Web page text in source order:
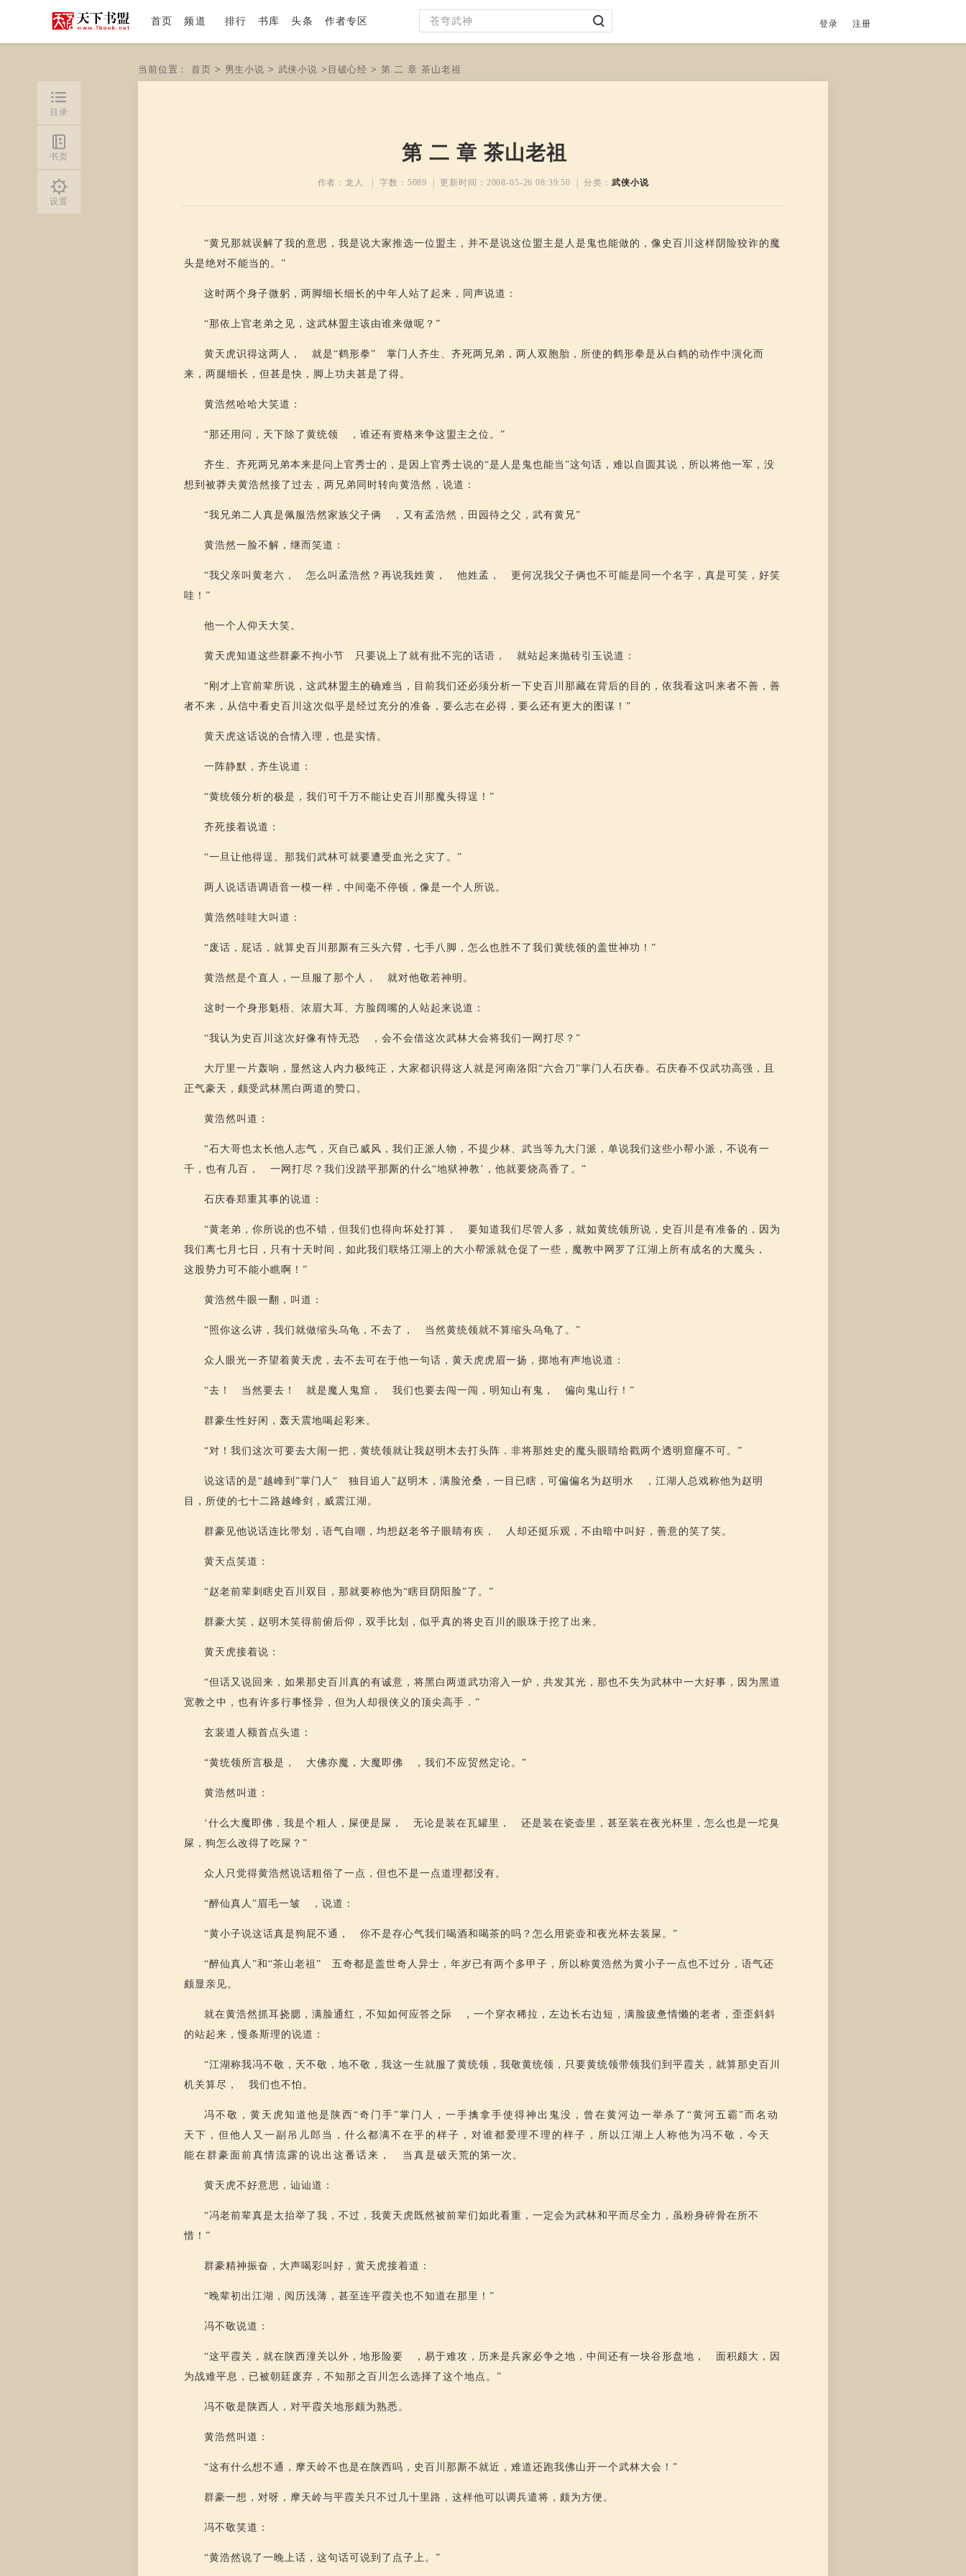
首页 频道 排行 书库 头条 作者专区 登录 注册
当前位置：首页 > 男生小说 > 武侠小说 > 目破心经 > 第 二 章 茶山老祖
第 二 章 茶山老祖
作者：龙人 | 字数： 5089 | 更新时间： 2008-05-26 08:39:50 | 分类： 武侠小说
“黄兄那就误解了我的意思，我是说大家推选一位盟主，并不是说这位盟主是人是鬼也能做的，像史百川这样阴险狡诈的魔
头是绝对不能当的。”
这时两个身子微躬，两脚细长细长的中年人站了起来，同声说道：
“那依上官老弟之见，这武林盟主该由谁来做呢？”
黄天虎识得这两人， 就是“鹤形拳” 掌门人齐生、齐死两兄弟，两人双胞胎，所使的鹤形拳是从白鹤的动作中演化而
来，两腿细长，但甚是快，脚上功夫甚是了得。
黄浩然哈哈大笑道：
“那还用问，天下除了黄统领 ，谁还有资格来争这盟主之位。”
齐生、齐死两兄弟本来是问上官秀士的，是因上官秀士说的“是人是鬼也能当”这句话，难以自圆其说，所以将他一军，没
想到被莽夫黄浩然接了过去，两兄弟同时转向黄浩然，说道：
“我兄弟二人真是佩服浩然家族父子俩 ，又有孟浩然，田园待之父，武有黄兄”
黄浩然一脸不解，继而笑道：
“我父亲叫黄老六， 怎么叫孟浩然？再说我姓黄， 他姓孟， 更何况我父子俩也不可能是同一个名字，真是可笑，好笑
哇！”
他一个人仰天大笑。
黄天虎知道这些群豪不拘小节 只要说上了就有批不完的话语， 就站起来抛砖引玉说道：
“刚才上官前辈所说，这武林盟主的确难当，目前我们还必须分析一下史百川那藏在背后的目的，依我看这叫来者不善，善
者不来，从信中看史百川这次似乎是经过充分的准备，要么志在必得，要么还有更大的图谋！”
黄天虎这话说的合情入理，也是实情。
一阵静默，齐生说道：
“黄统领分析的极是，我们可千万不能让史百川那魔头得逞！”
齐死接着说道：
“一旦让他得逞。那我们武林可就要遭受血光之灾了。”
两人说话语调语音一模一样，中间毫不停顿，像是一个人所说。
黄浩然哇哇大叫道：
“废话，屁话，就算史百川那厮有三头六臂，七手八脚，怎么也胜不了我们黄统领的盖世神功！”
黄浩然是个直人，一旦服了那个人， 就对他敬若神明。
这时一个身形魁梧、浓眉大耳、方脸阔嘴的人站起来说道：
“我认为史百川这次好像有恃无恐 ，会不会借这次武林大会将我们一网打尽？”
大厅里一片轰响，显然这人内力极纯正，大家都识得这人就是河南洛阳“六合刀”掌门人石庆春。石庆春不仅武功高强，且
正气豪天，颇受武林黑白两道的赞口。
黄浩然叫道：
“石大哥也太长他人志气，灭自己威风，我们正派人物，不提少林、武当等九大门派，单说我们这些小帮小派，不说有一
千，也有几百， 一网打尽？我们没踏平那厮的什么“地狱神教’，他就要烧高香了。”
石庆春郑重其事的说道：
“黄老弟，你所说的也不错，但我们也得向坏处打算， 要知道我们尽管人多，就如黄统领所说，史百川是有准备的，因为
我们离七月七日，只有十天时间，如此我们联络江湖上的大小帮派就仓促了一些，魔教中网罗了江湖上所有成名的大魔头，
这股势力可不能小瞧啊！”
黄浩然牛眼一翻，叫道：
“照你这么讲，我们就做缩头乌龟，不去了， 当然黄统领就不算缩头乌龟了。”
众人眼光一齐望着黄天虎，去不去可在于他一句话，黄天虎虎眉一扬，掷地有声地说道：
“去！ 当然要去！ 就是魔人鬼窟， 我们也要去闯一闯，明知山有鬼， 偏向鬼山行！”
群豪生性好闲，轰天震地喝起彩来。
“对！我们这次可要去大闹一把，黄统领就让我赵明木去打头阵．非将那姓史的魔头眼睛给戳两个透明窟窿不可。”
说这话的是“越峰到”掌门人“ 独目追人”赵明木，满脸沧桑，一目已瞎，可偏偏名为赵明水 ，江湖人总戏称他为赵明
目，所使的七十二路越峰剑，威震江湖。
群豪见他说话连比带划，语气自嘲，均想赵老爷子眼睛有疾， 人却还挺乐观，不由暗中叫好，善意的笑了笑。
黄天点笑道：
“赵老前辈刺瞎史百川双目，那就要称他为“瞎目阴阳脸”了。”
群豪大笑，赵明木笑得前俯后仰，双手比划，似乎真的将史百川的眼珠于挖了出来。
黄天虎接着说：
“但话又说回来，如果那史百川真的有诚意，将黑白两道武功溶入一炉，共发其光，那也不失为武林中一大好事，因为黑道
宽教之中，也有许多行事怪异，但为人却很侠义的顶尖高手．”
玄裴道人额首点头道：
“黄统领所言极是， 大佛亦魔，大魔即佛 ，我们不应贸然定论。”
黄浩然叫道：
‘什么大魔即佛，我是个粗人，屎便是屎， 无论是装在瓦罐里， 还是装在瓷壶里，甚至装在夜光杯里，怎么也是一坨臭
屎，狗怎么改得了吃屎？”
众人只觉得黄浩然说话粗俗了一点，但也不是一点道理都没有。
“醉仙真人”眉毛一皱 ，说道：
“黄小子说这话真是狗屁不通， 你不是存心气我们喝酒和喝茶的吗？怎么用瓷壶和夜光杯去装屎。”
“醉仙真人”和“茶山老祖” 五奇都是盖世奇人异士，年岁已有两个多甲子，所以称黄浩然为黄小子一点也不过分，语气还
颇显亲见。
就在黄浩然抓耳挠腮，满脸通红，不知如何应答之际 ，一个穿衣稀拉，左边长右边短，满脸疲惫情懒的老者，歪歪斜斜
的站起来，慢条斯理的说道：
“江湖称我冯不敬，天不敬，地不敬，我这一生就服了黄统领，我敬黄统领，只要黄统领带领我们到平霞关，就算那史百川
机关算尽， 我们也不怕。
冯不敬，黄天虎知道他是陕西“奇门手”掌门人，一手擒拿手使得神出鬼没，曾在黄河边一举杀了“黄河五霸”而名动
天下，但他人又一副吊儿郎当，什么都满不在乎的样子，对谁都爱理不理的样子，所以江湖上人称他为冯不敬，今天
能在群豪面前真情流露的说出这番话来， 当真是破天荒的第一次。
黄天虎不好意思，讪讪道：
“冯老前辈真是太抬举了我，不过，我黄天虎既然被前辈们如此看重，一定会为武林和平而尽全力，虽粉身碎骨在所不
惜！”
群豪精神振奋，大声喝彩叫好，黄天虎接着道：
“晚辈初出江湖，阅历浅薄，甚至连平霞关也不知道在那里！”
冯不敬说道：
“这平霞关，就在陕西潼关以外，地形险要 ，易于难攻，历来是兵家必争之地，中间还有一块谷形盘地， 面积颇大，因
为战难平息，已被朝廷废弃，不知那之百川怎么选择了这个地点。”
冯不敬是陕西人，对平霞关地形颇为熟悉。
黄浩然叫道：
“这有什么想不通，摩天岭不也是在陕西吗，史百川那厮不就近，难道还跑我佛山开一个武林大会！”
群豪一想，对呀，摩天岭与平霞关只不过几十里路，这样他可以调兵遣将，颇为方便。
冯不敬笑道：
“黄浩然说了一晚上话，这句话可说到了点子上。”
目录
书页
设置